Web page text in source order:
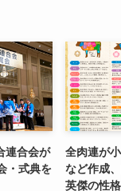
連合会が
・式典を
全肉連が
など作成
英傑の性